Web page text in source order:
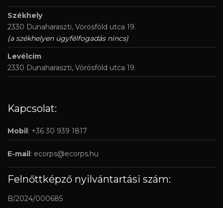
Székhely
2330 Dunaharaszti, Vörösföld utca 19.
(a székhelyen ügyfélfogadás nincs)
Levélcím
2330 Dunaharaszti, Vörösföld utca 19.
Kapcsolat:
Mobil: +36 30 939 1817
E-mail: ecorps@ecorps.hu
Felnőttképző nyilvántartási szám:
B/2024/000685